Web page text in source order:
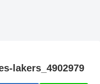
lakers_4902979